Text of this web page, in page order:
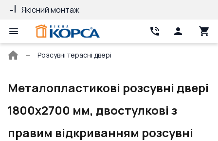
Якісний монтаж
Головна
Розсувні терасні двері
Металопластикові розсувні двері
1800x2700 мм, двостулкові з
правим відкриванням розсувні